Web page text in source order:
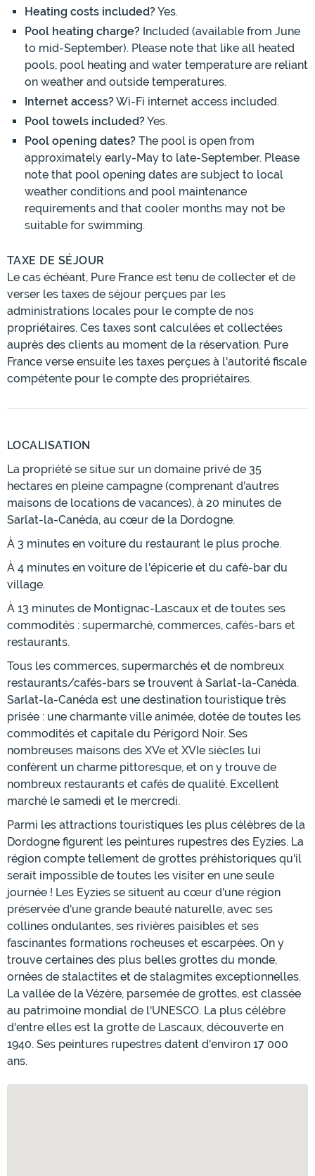
Heating costs included?Yes.
Pool heating charge? Included (available from June
to mid-September). Please note that like all heated
pools, pool heating and water temperature are reliant
on weather and outside temperatures.
Internet access?Wi-Fi internet access included.
Pool towels included?Yes.
Pool opening dates? The pool is open from
approximately early-May to late-September. Please
note that pool opening dates are subject to local
weather conditions and pool maintenance
requirements and that cooler months may not be
suitable for swimming.
TAXE DE SÉJOUR
Le cas échéant, Pure France est tenu de collecter et de
verser les taxes de séjour perçues par les
administrations locales pour le compte de nos
propriétaires. Ces taxes sont calculées et collectées
auprès des clients au moment de la réservation. Pure
France verse ensuite les taxes perçues à l'autorité fiscale
compétente pour le compte des propriétaires.
LOCALISATION
La propriété se situe sur un domaine privé de 35
hectares en pleine campagne (comprenant d'autres
maisons de locations de vacances), à 20 minutes de
Sarlat-la-Canéda, au cœur de la Dordogne.
À 3 minutes en voiture du restaurant le plus proche.
À 4 minutes en voiture de l'épicerie et du café-bar du
village.
À 13 minutes de Montignac-Lascaux et de toutes ses
commodités : supermarché, commerces, cafés-bars et
restaurants.
Tous les commerces, supermarchés et de nombreux
restaurants/cafés-bars se trouvent à Sarlat-la-Canéda.
Sarlat-la-Canéda est une destination touristique très
prisée : une charmante ville animée, dotée de toutes les
commodités et capitale du Périgord Noir. Ses
nombreuses maisons des XVe et XVIe siècles lui
confèrent un charme pittoresque, et on y trouve de
nombreux restaurants et cafés de qualité. Excellent
marché le samedi et le mercredi.
Parmi les attractions touristiques les plus célèbres de la
Dordogne figurent les peintures rupestres des Eyzies. La
région compte tellement de grottes préhistoriques qu'il
serait impossible de toutes les visiter en une seule
journée ! Les Eyzies se situent au cœur d'une région
préservée d'une grande beauté naturelle, avec ses
collines ondulantes, ses rivières paisibles et ses
fascinantes formations rocheuses et escarpées. On y
trouve certaines des plus belles grottes du monde,
ornées de stalactites et de stalagmites exceptionnelles.
La vallée de la Vézère, parsemée de grottes, est classée
au patrimoine mondial de l'UNESCO. La plus célèbre
d'entre elles est la grotte de Lascaux, découverte en
1940. Ses peintures rupestres datent d'environ 17 000
ans.